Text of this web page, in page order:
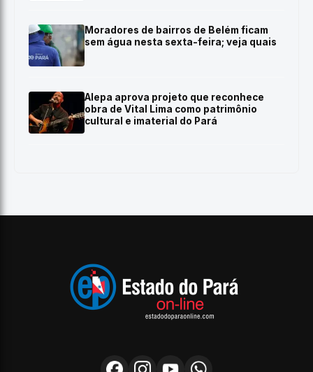
Moradores de bairros de Belém ficam
sem água nesta sexta-feira; veja quais
Alepa aprova projeto que reconhece
obra de Vital Lima como patrimônio
cultural e imaterial do Pará